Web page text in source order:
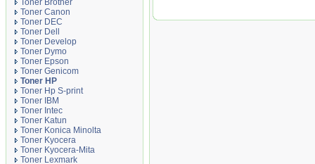
Toner Brother
Toner Canon
Toner DEC
Toner Dell
Toner Develop
Toner Dymo
Toner Epson
Toner Genicom
Toner HP
Toner Hp S-print
Toner IBM
Toner Intec
Toner Katun
Toner Konica Minolta
Toner Kyocera
Toner Kyocera-Mita
Toner Lexmark